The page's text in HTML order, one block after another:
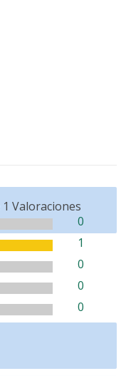
0
1
0
0
0
1 Valoraciones